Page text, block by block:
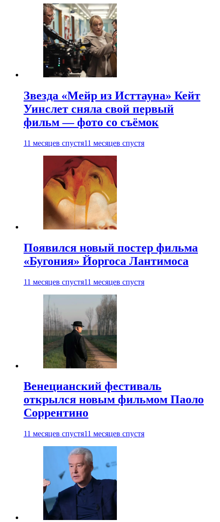
Звезда «Мейр из Исттауна» Кейт
Уинслет сняла свой первый
фильм — фото со съёмок
11 месяцев спустя11 месяцев спустя
Появился новый постер фильма
«Бугония» Йоргоса Лантимоса
11 месяцев спустя11 месяцев спустя
Венецианский фестиваль
открылся новым фильмом Паоло
Соррентино
11 месяцев спустя11 месяцев спустя